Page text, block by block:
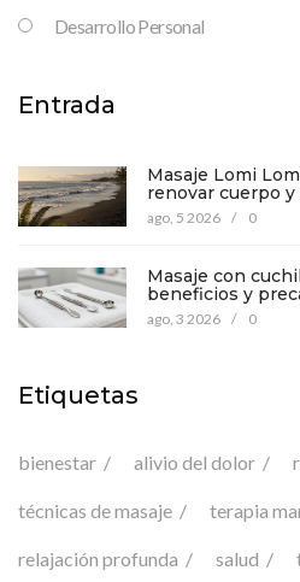
Desarrollo Personal
Entrada
Masaje Lomi
renovar cuerpo
ago, 5 2026 / 0
Masaje con
beneficios y
bienestar
ago, 3 2026 / 0
Etiquetas
bienestar alivio del dolor
técnicas de masaje terapia
relajación profunda salud